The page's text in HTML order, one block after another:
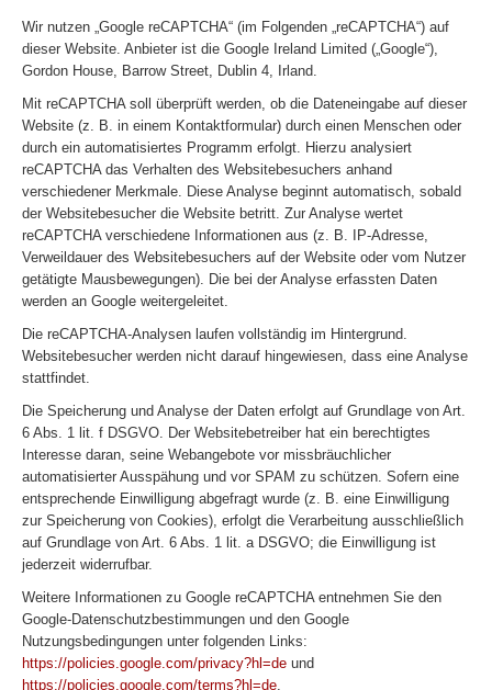
Wir nutzen „Google reCAPTCHA“ (im Folgenden „reCAPTCHA“) auf
dieser Website. Anbieter ist die Google Ireland Limited („Google“),
Gordon House, Barrow Street, Dublin 4, Irland.
Mit reCAPTCHA soll überprüft werden, ob die Dateneingabe auf dieser
Website (z. B. in einem Kontaktformular) durch einen Menschen oder
durch ein automatisiertes Programm erfolgt. Hierzu analysiert
reCAPTCHA das Verhalten des Websitebesuchers anhand
verschiedener Merkmale. Diese Analyse beginnt automatisch, sobald
der Websitebesucher die Website betritt. Zur Analyse wertet
reCAPTCHA verschiedene Informationen aus (z. B. IP-Adresse,
Verweildauer des Websitebesuchers auf der Website oder vom Nutzer
getätigte Mausbewegungen). Die bei der Analyse erfassten Daten
werden an Google weitergeleitet.
Die reCAPTCHA-Analysen laufen vollständig im Hintergrund.
Websitebesucher werden nicht darauf hingewiesen, dass eine Analyse
stattfindet.
Die Speicherung und Analyse der Daten erfolgt auf Grundlage von Art.
6 Abs. 1 lit. f DSGVO. Der Websitebetreiber hat ein berechtigtes
Interesse daran, seine Webangebote vor missbräuchlicher
automatisierter Ausspähung und vor SPAM zu schützen. Sofern eine
entsprechende Einwilligung abgefragt wurde (z. B. eine Einwilligung
zur Speicherung von Cookies), erfolgt die Verarbeitung ausschließlich
auf Grundlage von Art. 6 Abs. 1 lit. a DSGVO; die Einwilligung ist
jederzeit widerrufbar.
Weitere Informationen zu Google reCAPTCHA entnehmen Sie den
Google-Datenschutzbestimmungen und den Google
Nutzungsbedingungen unter folgenden Links:
https://policies.google.com/privacy?hl=de und
https://policies.google.com/terms?hl=de.